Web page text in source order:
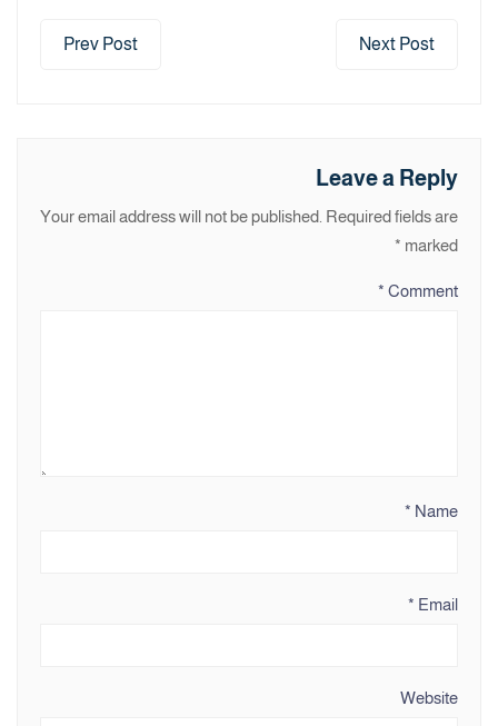
Prev Post Next Post
Leave a Reply
Your email address will not be published. Required fields are
marked
*
Comment
*
Name
*
Email
*
Website